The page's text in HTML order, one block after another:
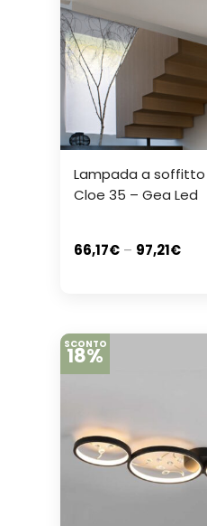
Lampada a soffitto
Cloe 35 – Gea Led
66,17€ – 97,21€
SCONTO
18%